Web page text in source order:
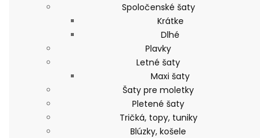
Spoločenské šaty
Krátke
Dlhé
Plavky
Letné šaty
Maxi šaty
Šaty pre moletky
Pletené šaty
Tričká, topy, tuniky
Blúzky, košele